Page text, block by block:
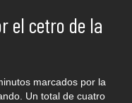
el cetro de la
marcados por la
Un total de cuatro